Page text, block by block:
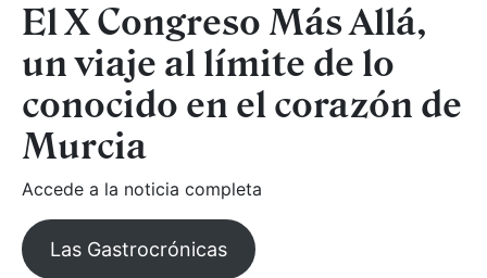
El X Congreso Más Allá,
un viaje al límite de lo
conocido en el corazón de
Murcia
Accede a la noticia completa
Las Gastrocrónicas